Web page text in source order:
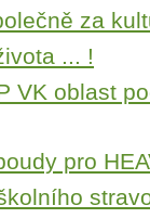
za
... !
VK oblast
pro